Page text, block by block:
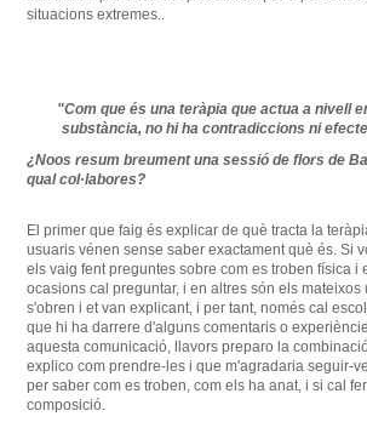
situacions extremes
"Com que és una teràpia que actua a nivell
substància, no hi ha contradiccions ni
¿Noos resum breument una sessió de flors de
qual col·labores?
El primer que faig és explicar de què tracta la
usuaris vénen sense saber exactament què és. Si
els vaig fent preguntes sobre com es troben física i
ocasions cal preguntar,i en altres són els mateixos
s'obren i et van explicant ,i per tant ,només cal
que hi ha darrere d'alguns comentaris o
aquesta comunicació ,llavors preparo la combinació
explico com prendre-les i que m'agradaria seguir-
per saber com es troben, com els ha anat ,i si cal
composició.